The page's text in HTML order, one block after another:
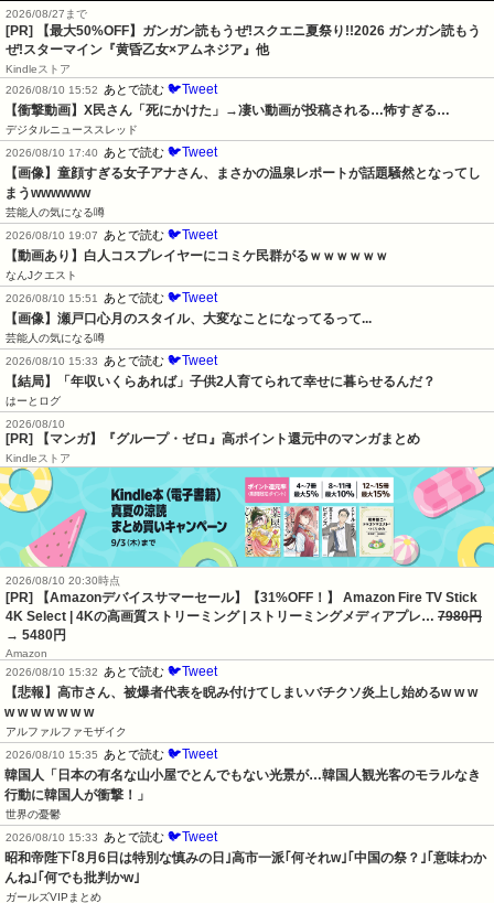
2026/08/27まで
[PR]
【最大50%OFF】ガンガン読もうぜ!スクエニ夏祭り!!2026 ガンガン読もう
ぜ!スターマイン『黄昏乙女×アムネジア』他
Kindleストア
2026/08/10 15:52 あとで読む 🐦Tweet
【衝撃動画】X民さん「死にかけた」→凄い動画が投稿される…怖すぎる…
デジタルニューススレッド
2026/08/10 17:40 あとで読む 🐦Tweet
【画像】童顔すぎる女子アナさん、まさかの温泉レポートが話題騒然となってし
まうwwwwww
芸能人の気になる噂
2026/08/10 19:07 あとで読む 🐦Tweet
【動画あり】白人コスプレイヤーにコミケ民群がるｗｗｗｗｗｗ
なんJクエスト
2026/08/10 15:51 あとで読む 🐦Tweet
【画像】瀬戸口心月のスタイル、大変なことになってるって...
芸能人の気になる噂
2026/08/10 15:33 あとで読む 🐦Tweet
【結局】「年収いくらあれば」子供2人育てられて幸せに暮らせるんだ？
はーとログ
2026/08/10
[PR] 【マンガ】『グループ・ゼロ』高ポイント還元中のマンガまとめ
Kindleストア
2026/08/10 20:30時点
[PR] 【Amazonデバイスサマーセール】【31%OFF！】 Amazon Fire TV Stick
4K Select | 4Kの高画質ストリーミング | ストリーミングメディアプレ… 7980円
→ 5480円
Amazon
2026/08/10 15:32
あとで読む 🐦Tweet
【悲報】高市さん、被爆者代表を睨み付けてしまいバチクソ炎上し始めるw w w
w w w w w w w
アルファルファモザイク
2026/08/10 15:35
あとで読む 🐦Tweet
韓国人「日本の有名な山小屋でとんでもない光景が…韓国人観光客のモラルなき
行動に韓国人が衝撃！」
世界の憂鬱
2026/08/10 15:33
あとで読む 🐦Tweet
昭和帝陛下｢8月6日は特別な慎みの日｣高市一派｢何それw｣｢中国の祭？｣｢意味わか
んね｣｢何でも批判かw｣
ガールズVIPまとめ